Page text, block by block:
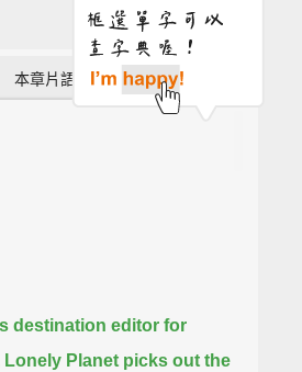
本章片語 (1)
destination editor for
Lonely Planet picks out the